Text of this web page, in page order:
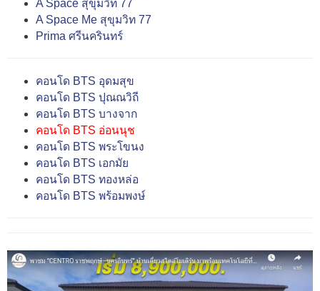
A Space สุขุมวิท 77
A Space Me สุขุมวิท 77
Prima ศรีนครินทร์
คอนโด BTS อุดมสุข
คอนโด BTS ปุณณวิถี
คอนโด BTS บางจาก
คอนโด BTS อ่อนนุช
คอนโด BTS พระโขนง
คอนโด BTS เอกมัย
คอนโด BTS ทองหล่อ
คอนโด BTS พร้อมพงษ์